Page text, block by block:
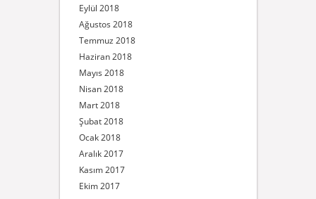
Eylül 2018
Ağustos 2018
Temmuz 2018
Haziran 2018
Mayıs 2018
Nisan 2018
Mart 2018
Şubat 2018
Ocak 2018
Aralık 2017
Kasım 2017
Ekim 2017